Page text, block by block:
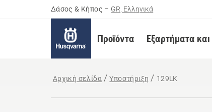
Δάσος & Κήπος – GR, Ελληνικά
Προϊόντα Εξαρτήματα
Αρχική σελίδα Υποστήριξη 129LK